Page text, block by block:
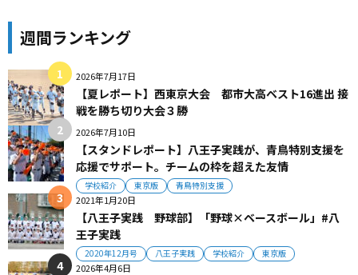
週間ランキング
2026年7月17日
【夏レポート】西東京大会 都市大高ベスト16進出 接
戦を勝ち切り大会３勝
2026年7月10日
【スタンドレポート】八王子実践が、青鳥特別支援を
応援でサポート。チームの枠を超えた友情
学校紹介 東京版 青鳥特別支援
2021年1月20日
【八王子実践 野球部】「野球×ベースボール」#八
王子実践
2020年12月号 八王子実践 学校紹介 東京版
2026年4月6日